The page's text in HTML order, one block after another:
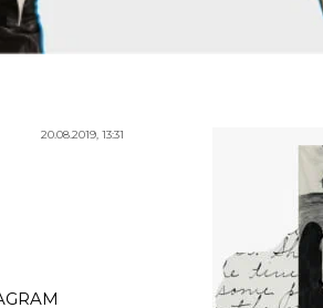
20.08.2019, 13:31